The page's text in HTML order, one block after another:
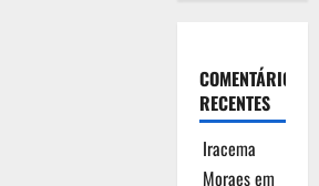
COMENTÁRIOS
RECENTES
Iracema
Moraesem